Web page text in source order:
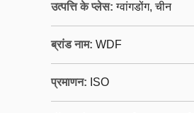
उत्पत्ति के प्लेस: ग्वांगडोंग, चीन
ब्रांड नाम: WDF
प्रमाणन: ISO